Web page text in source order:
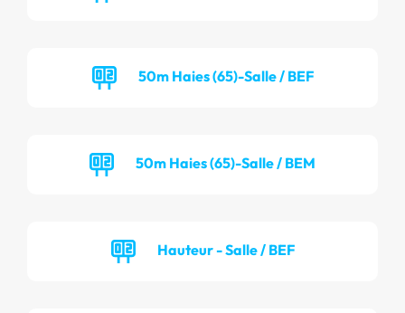
50m Haies (65)-Salle / BEF
50m Haies (65)-Salle / BEM
Hauteur - Salle / BEF